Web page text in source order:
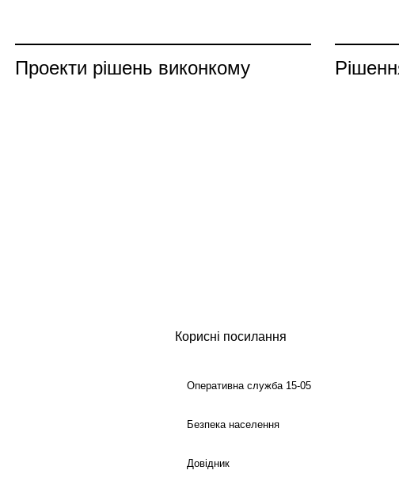
Проекти рішень виконкому
Корисні посилання
Оперативна служба 15-05
Безпека населення
Довідник